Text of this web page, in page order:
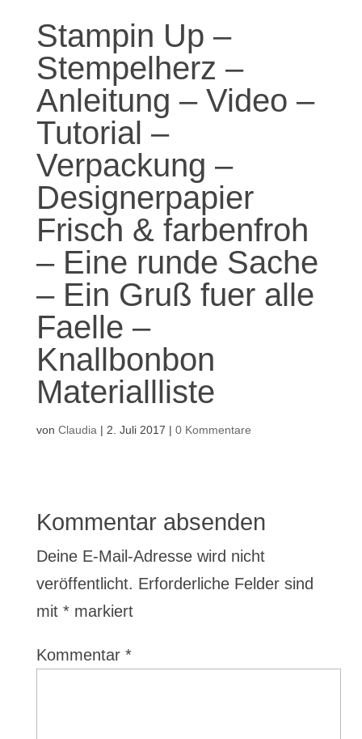
Stampin Up –
Stempelherz –
Anleitung – Video –
Tutorial –
Verpackung –
Designerpapier
Frisch & farbenfroh
– Eine runde Sache
– Ein Gruß fuer alle
Faelle –
Knallbonbon
Materiallliste
von Claudia | 2. Juli 2017 | 0 Kommentare
Kommentar absenden
Deine E-Mail-Adresse wird nicht
veröffentlicht. Erforderliche Felder sind
mit *markiert
Kommentar *